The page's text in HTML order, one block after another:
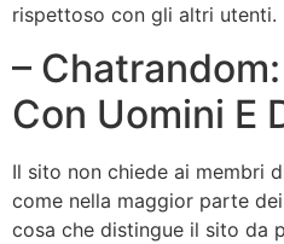
rispettoso con gli altri utenti.
–
Con Uomini E
Il sito non chiede ai membri
come nella maggior parte
cosa che distingue il sito da